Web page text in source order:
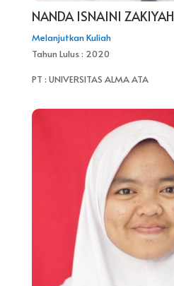
NANDA ISNAINI ZAKIYAH
Melanjutkan Kuliah
Tahun Lulus : 2020
PT : UNIVERSITAS ALMA ATA